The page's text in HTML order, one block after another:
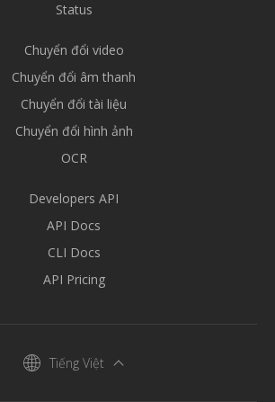
Status
Chuyển đổi video
Chuyển đổi âm thanh
Chuyển đổi tài liệu
Chuyển đổi hình ảnh
OCR
Developers API
API Docs
CLI Docs
API Pricing
Tiếng Việt